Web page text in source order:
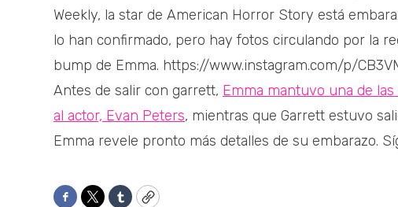
Weekly, la star de American Horror Story está
lo han confirmado, pero hay fotos circulando por la
bump de Emma. https://www.instagram.com/p/
Antes de salir con garrett, Emma mantuvo una de
al actor, Evan Peters, mientras que Garrett estuvo
Emma revele pronto más detalles de su embarazo.